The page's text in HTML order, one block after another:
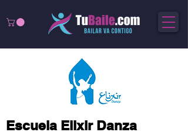
Escuela Elixir Danza